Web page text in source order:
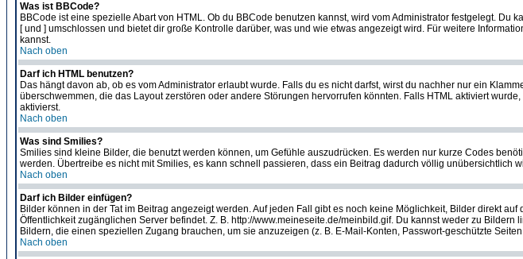
Was ist BBCode?
BBCode ist eine spezielle Abart von HTML. Ob du BBCode benutzen kannst, wird vom Administrator festgelegt.
[ und ] umschlossen und bietet dir große Kontrolle darüber, was und wie etwas angezeigt wird. Für weitere
kannst.
Nach oben
Darf ich HTML benutzen?
Das hängt davon ab, ob es vom Administrator erlaubt wurde. Falls du es nicht darfst, wirst du nachher nur ein
überschwemmen, die das Layout zerstören oder andere Störungen hervorrufen könnten. Falls HTML aktiviert
aktivierst.
Nach oben
Was sind Smilies?
Smilies sind kleine Bilder, die benutzt werden können, um Gefühle auszudrücken. Es werden nur kurze Codes
werden. Übertreibe es nicht mit Smilies, es kann schnell passieren, dass ein Beitrag dadurch völlig
Nach oben
Darf ich Bilder einfügen?
Bilder können in der Tat im Beitrag angezeigt werden. Auf jeden Fall gibt es noch keine Möglichkeit, Bilder direkt
Öffentlichkeit zugänglichen Server befindet. Z. B. http://www.meineseite.de/meinbild.gif. Du kannst weder zu
Bildern, die einen speziellen Zugang brauchen, um sie anzuzeigen (z. B. E-Mail-Konten, Passwort-geschützte
Nach oben